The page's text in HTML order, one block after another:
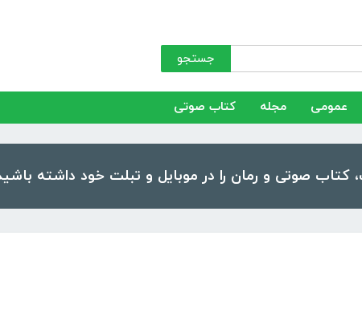
جستجو
عمومی مجله کتاب صوتی